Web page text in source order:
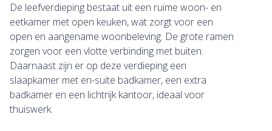
De leefverdieping bestaat uit een ruime woon- en
eetkamer met open keuken, wat zorgt voor een
open en aangename woonbeleving. De grote ramen
zorgen voor een vlotte verbinding met buiten.
Daarnaast zijn er op deze verdieping een
slaapkamer met en-suite badkamer, een extra
badkamer en een lichtrijk kantoor, ideaal voor
thuiswerk.